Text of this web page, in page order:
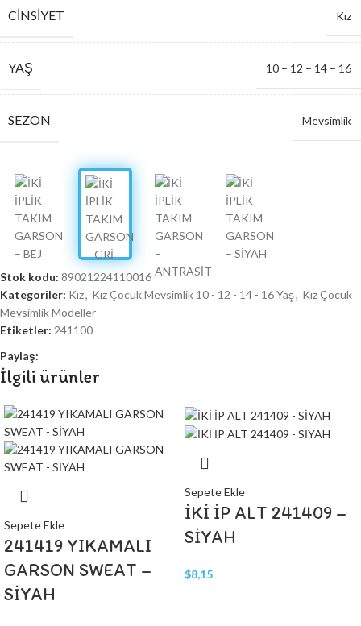
CINSIYET Kız
YAŞ 10 – 12 – 14 – 16
SEZON Mevsimlik
SERI ADETI
Stok kodu: 89021224110016
Kategoriler: Kız, Kız Çocuk Mevsimlik 10 - 12 - 14 - 16 Yaş, Kız Çocuk
Mevsimlik Modeller
Etiketler: 241100
Paylaş:
İlgili ürünler
Sepete Ekle
241419 YIKAMALI
GARSON SWEAT –
SİYAH
Sepete Ekle
İKİ İP ALT 241409 –
SİYAH
$8,15